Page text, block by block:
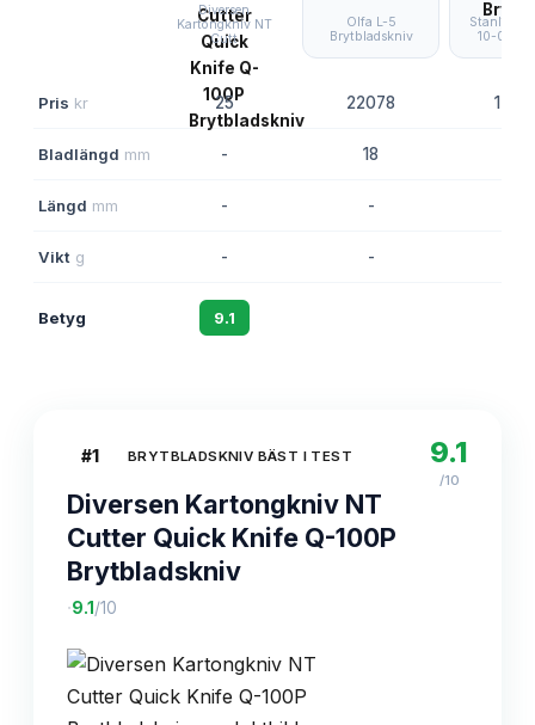
Diversen
Kartongkniv NT
Cutt
Olfa L-5
Brytbladskniv
Stanley
10-099
Pris kr 25 22078
Bladlängd mm - 18
Längd mm - -
Vikt g - -
Betyg 9.1
#1 BRYTBLADSKNIV BÄST I TEST
Diversen Kartongkniv NT
Cutter Quick Knife Q-100P
Brytbladskniv
·9.1 /10
9.1
/10